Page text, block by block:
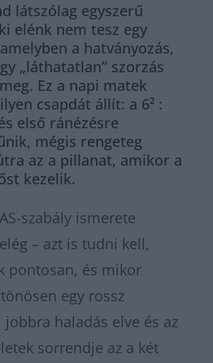
látszólag egyszerű
elénk nem tesz egy
a hatványozás,
„láthatatlan” szorzás
Ez a napi matek
csapdát állít: a 6² :
első ránézésre
mégis rengeteg
az a pillanat, amikor a
kezelik.
szabály ismerete
– azt is tudni kell,
pontosan, és mikor
egy rossz
jobbra haladás elve és az
sorrendje az a két